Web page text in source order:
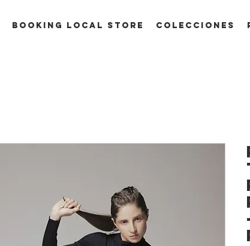
Booking Local Store Colecciones